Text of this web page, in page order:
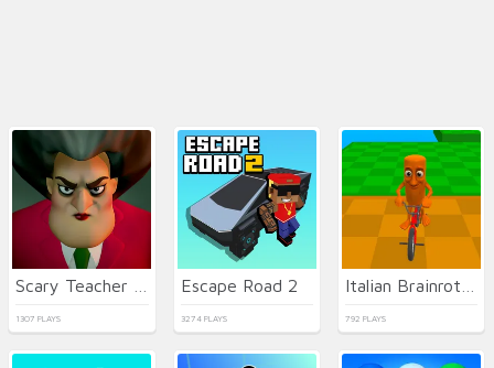
1307 PLAYS
Escape Road 2
3274 PLAYS 792 PLAYS